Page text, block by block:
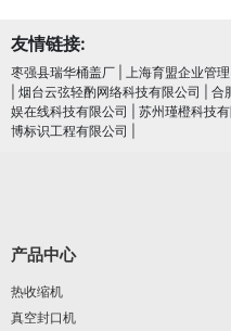
友情链接:
枣强县瑞华桶盖厂 上海育盟企业管
烟台云弦轻酌网络科技有限公司 合
娱在线科技有限公司
苏州瑾橙科技
博标识工程有限公司
产品中心
热收缩机
真空封口机